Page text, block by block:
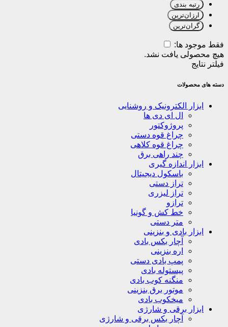
رتبه بندی
ارزان‌ترین
گران‌ترین
فقط موجود ها:
هیچ محصولی یافت نشد.
فیلتر نتایج
دسته های محصولات
ابزار الکترونیک و روشنایی
ال ای دی ها
پروژوکتور
چراغ قوه دستی
چراغ قوه کلاهی
چند راهی برق
ابزار اندازه گیری
باسکول دیجیتال
تراز دستی
تراز لیزری
ترازو
خط کش و گونیا
متر دستی
ابزار بادی و بنزینی
آچار بکس بادی
اره بنزینی
پمپ بادی دستی
پیستوله بادی
منگنه کوب بادی
موتور برق بنزینی
میخکوب بادی
ابزار برقی و شارژی
آچار بکس برقی و شارژی